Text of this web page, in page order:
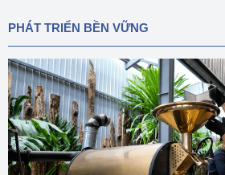
PHÁT TRIỂN BỀN VỮNG